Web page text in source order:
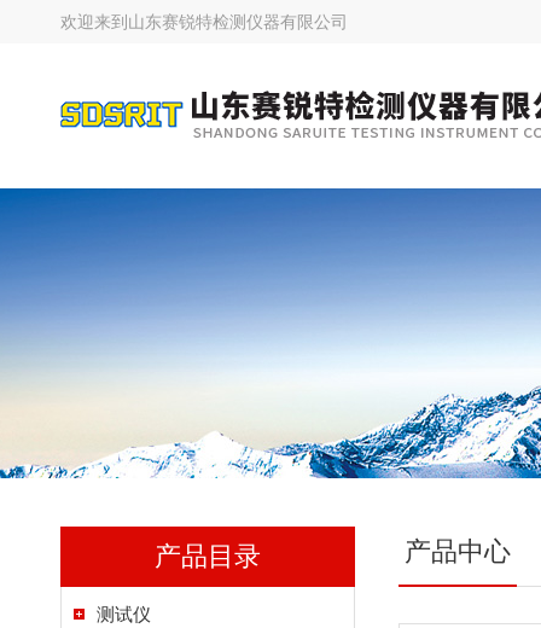
欢迎来到 山东赛锐特检测仪器有限公司
产品目录
测试仪
产品中心